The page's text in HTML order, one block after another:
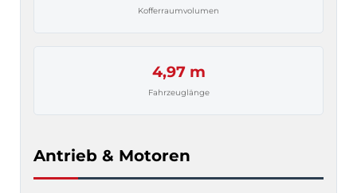
Kofferraumvolumen
4,97 m
Fahrzeuglänge
Antrieb & Motoren